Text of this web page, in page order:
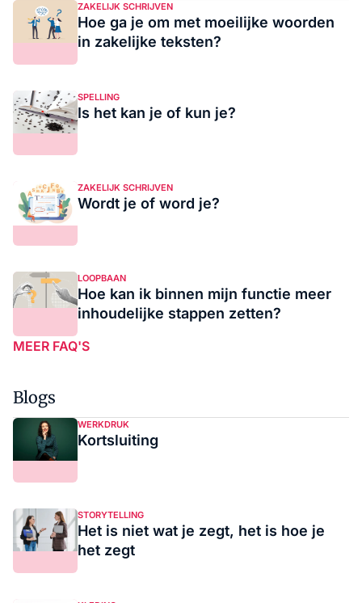
ZAKELIJK SCHRIJVEN
Hoe ga je om met moeilijke woorden
in zakelijke teksten?
SPELLING
Is het kan je of kun je?
ZAKELIJK SCHRIJVEN
Wordt je of word je?
LOOPBAAN
Hoe kan ik binnen mijn functie meer
inhoudelijke stappen zetten?
MEER FAQ'S
Blogs
WERKDRUK
Kortsluiting
STORYTELLING
Het is niet wat je zegt, het is hoe je
het zegt